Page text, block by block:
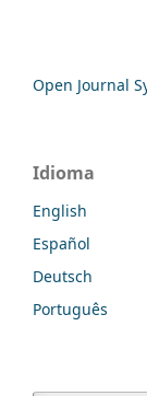
Open Journal
Idioma
English
Español
Deutsch
Português